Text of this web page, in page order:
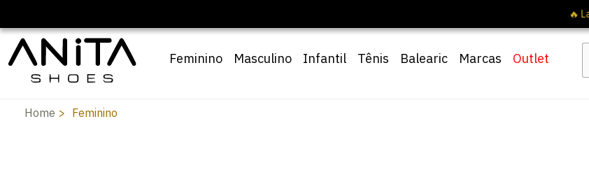
Feminino Masculino Infantil Tênis Balearic Marcas Outlet
Home Feminino